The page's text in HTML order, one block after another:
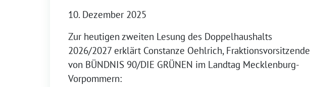
10. Dezember 2025
Zur heutigen zweiten Lesung des Doppelhaushalts
2026/2027 erklärt Constanze Oehlrich, Fraktionsvorsitzende
von BÜNDNIS 90/DIE GRÜNEN im Landtag Mecklenburg-
Vorpommern: